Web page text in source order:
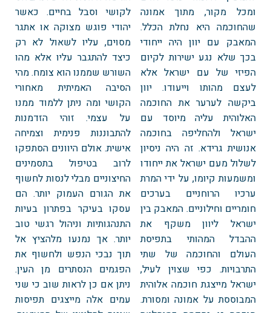
ומכל מקור, מתוך אמונה
שהחוכמה היא נחלת הכלל.
המאבק עם יוון היה ייחודי
בכך שלא נגע ישירות לקיום
הפיזי של עם ישראל אלא
לעצם מהותו וייעודו. יוון
ביקשה לערער את החוכמה
האלוהית עליה מיוסד עם
ישראל ולהחליפה בחוכמה
אנושית גרידא. זה היה ניסיון
לשלול מעם ישראל את ייחודו
ומשמעות קיומו, על ידי המרת
ערכיו הרוחניים בערכים
חומריים וחילוניים. המאבק בין
ישראל ליוון משקף את
ההבדל המהותי בתפיסת
העולם והחוכמה של שתי
התרבויות. כפי שצוין לעיל,
ישראל מייצגת חוכמה אלוהית
המבוססת על אמונה ומסורת.
לקושי וסבל בחיים. כאשר
יהודי פוגש מצוקה או אתגר
מסוים, עליו לשאול לא רק
כיצד להתגבר עליו אלא מהו
השורש שממנו הוא צומח. מהי
הסיבה האמיתית מאחורי
הקושי ומה ניתן ללמוד ממנו
על עצמי. זוהי הזדמנות
להתבוננות פנימית וצמיחה
אישית. אולם היוונים הסתפקו
לרוב בטיפול בתסמינים
החיצוניים מבלי לנסות לחשוף
את הגורם העמוק יותר. הם
עסקו בעיקר בפתרון בעיות
התנהגותיות וניהול רגשי טוב
יותר. אך נמנעו מלהציץ אל
תוך נבכי הנפש ולחשוף את
הפגמים הנסתרים מן העין.
ניתן אם כן לראות שוב כי שני
עמים אלה מייצגים תפיסות